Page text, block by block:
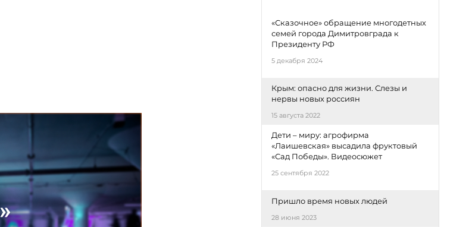
«Сказочное» обращение многодетных
семей города Димитровграда к
Президенту РФ
5 декабря 2024
Крым: опасно для жизни. Слезы и
нервы новых россиян
15 августа 2022
Дети – миру: агрофирма
«Лаишевская» высадила фруктовый
«Сад Победы». Видеосюжет
25 сентября 2022
Пришло время новых людей
28 июня 2023